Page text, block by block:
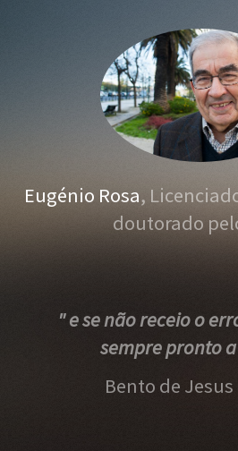
Eugénio Rosa,
doutorado
" e se não receio o
sempre pronto
Bento de Jesus